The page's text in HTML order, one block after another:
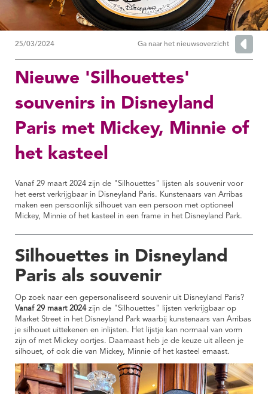
25/03/2024 Ga naar het nieuwsoverzicht
Nieuwe 'Silhouettes'
souvenirs in Disneyland
Paris met Mickey, Minnie of
het kasteel
Vanaf 29 maart 2024 zijn de "Silhouettes" lijsten als souvenir voor
het eerst verkrijgbaar in Disneyland Paris. Kunstenaars van Arribas
maken een persoonlijk silhouet van een persoon met optioneel
Mickey, Minnie of het kasteel in een frame in het Disneyland Park.
Silhouettes in Disneyland
Paris als souvenir
Op zoek naar een gepersonaliseerd souvenir uit Disneyland Paris?
Vanaf 29 maart 2024zijn de "Silhouettes" lijsten verkrijgbaar op
Market Street in het Disneyland Park waarbij kunstenaars van Arribas
je silhouet uittekenen en inlijsten. Het lijstje kan normaal van vorm
zijn of met Mickey oortjes. Daarnaast heb je de keuze uit alleen je
silhouet, of ook die van Mickey, Minnie of het kasteel ernaast.